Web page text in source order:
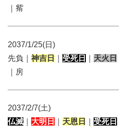
｜觜
2037/1/25(日)
先負｜ 神吉日 受死日 天火日
｜房
2037/2/7(土)
仏滅
大明日 天恩日 受死日